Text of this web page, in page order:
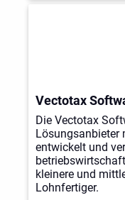
Vectotax
Die Vectotax
Lösungsanbieter
entwickelt und
kleinere und
Lohnfertiger.